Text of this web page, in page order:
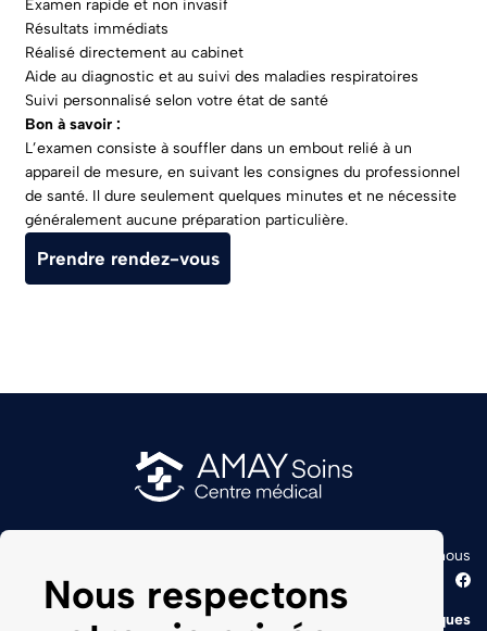
Examen rapide et non invasif
Résultats immédiats
Réalisé directement au cabinet
Aide au diagnostic et au suivi des maladies respiratoires
Suivi personnalisé selon votre état de santé
Bon à savoir :
L’examen consiste à souffler dans un embout relié à un
appareil de mesure, en suivant les consignes du professionnel
de santé. Il dure seulement quelques minutes et ne nécessite
généralement aucune préparation particulière.
Prendre rendez-vous
Contactez-nous
Devenir patient
Heures d’ouverture Examens Infos pratiques
Nous respectons